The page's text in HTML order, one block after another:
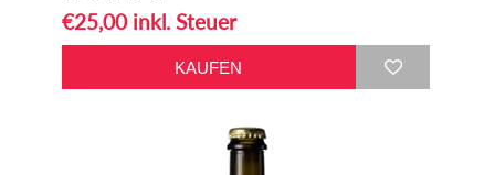
€25,00 inkl. Steuer